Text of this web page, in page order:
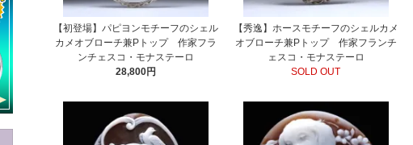
【初登場】パピヨンモチーフのシェル
カメオブローチ兼Pトップ 作家フラ
ンチェスコ・モナステーロ
28,800円
【秀逸】ホースモチーフのシェルカメ
オブローチ兼Pトップ 作家フランチ
ェスコ・モナステーロ
SOLD OUT